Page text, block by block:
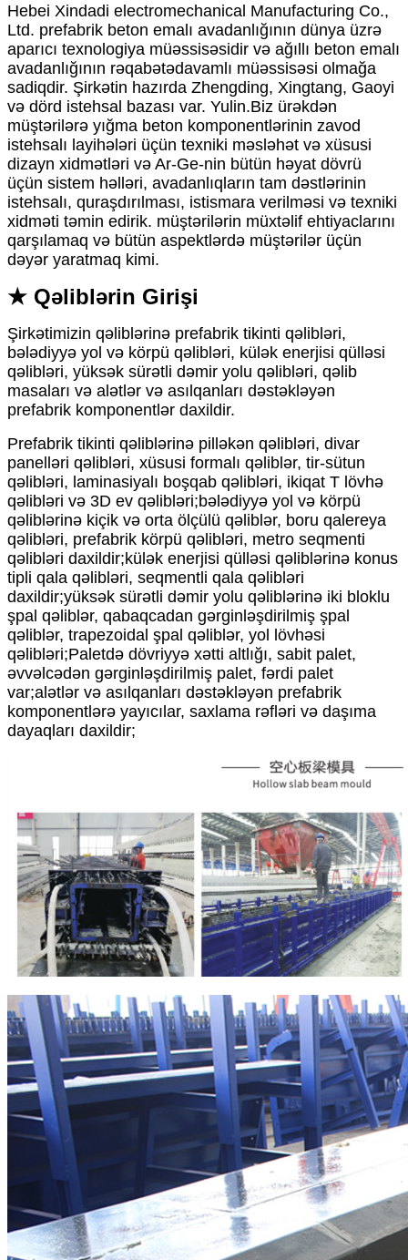
Hebei Xindadi electromechanical Manufacturing Co.,
Ltd. prefabrik beton emalı avadanlığının dünya üzrə
aparıcı texnologiya müəssisəsidir və ağıllı beton emalı
avadanlığının rəqabətədavamlı müəssisəsi olmağa
sadiqdir. Şirkətin hazırda Zhengding, Xingtang, Gaoyi
və dörd istehsal bazası var. Yulin.Biz ürəkdən
müştərilərə yığma beton komponentlərinin zavod
istehsalı layihələri üçün texniki məsləhət və xüsusi
dizayn xidmətləri və Ar-Ge-nin bütün həyat dövrü
üçün sistem həlləri, avadanlıqların tam dəstlərinin
istehsalı, quraşdırılması, istismara verilməsi və texniki
xidməti təmin edirik. müştərilərin müxtəlif ehtiyaclarını
qarşılamaq və bütün aspektlərdə müştərilər üçün
dəyər yaratmaq kimi.
★ Qəliblərin Girişi
Şirkətimizin qəliblərinə prefabrik tikinti qəlibləri,
bələdiyyə yol və körpü qəlibləri, külək enerjisi qülləsi
qəlibləri, yüksək sürətli dəmir yolu qəlibləri, qəlib
masaları və alətlər və asılqanları dəstəkləyən
prefabrik komponentlər daxildir.
Prefabrik tikinti qəliblərinə pilləkən qəlibləri, divar
panelləri qəlibləri, xüsusi formalı qəliblər, tir-sütun
qəlibləri, laminasiyalı boşqab qəlibləri, ikiqat T lövhə
qəlibləri və 3D ev qəlibləri;bələdiyyə yol və körpü
qəliblərinə kiçik və orta ölçülü qəliblər, boru qalereya
qəlibləri, prefabrik körpü qəlibləri, metro seqmenti
qəlibləri daxildir;külək enerjisi qülləsi qəliblərinə konus
tipli qala qəlibləri, seqmentli qala qəlibləri
daxildir;yüksək sürətli dəmir yolu qəliblərinə iki bloklu
şpal qəliblər, qabaqcadan gərginləşdirilmiş şpal
qəliblər, trapezoidal şpal qəliblər, yol lövhəsi
qəlibləri;Paletdə dövriyyə xətti altlığı, sabit palet,
əvvəlcədən gərginləşdirilmiş palet, fərdi palet
var;alətlər və asılqanları dəstəkləyən prefabrik
komponentlərə yayıcılar, saxlama rəfləri və daşıma
dayaqları daxildir;